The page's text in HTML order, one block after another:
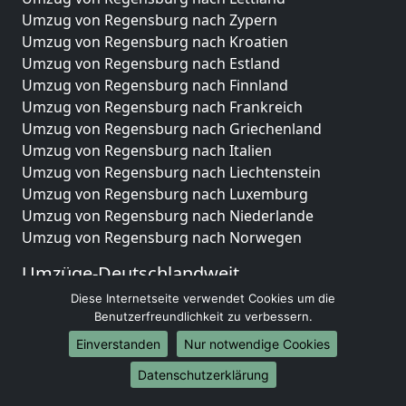
Umzug von Regensburg nach Zypern
Umzug von Regensburg nach Kroatien
Umzug von Regensburg nach Estland
Umzug von Regensburg nach Finnland
Umzug von Regensburg nach Frankreich
Umzug von Regensburg nach Griechenland
Umzug von Regensburg nach Italien
Umzug von Regensburg nach Liechtenstein
Umzug von Regensburg nach Luxemburg
Umzug von Regensburg nach Niederlande
Umzug von Regensburg nach Norwegen
Umzüge-Deutschlandweit
Umzug von Regensburg nach Berlin
Umzug von Regensburg nach Hamburg
Umzug von Regensburg nach München
Umzug von Regensburg nach Köln
Umzug von Regensburg nach Frankfurt am Main
Diese Internetseite verwendet Cookies um die
Benutzerfreundlichkeit zu verbessern.
Einverstanden
Nur notwendige Cookies
Datenschutzerklärung